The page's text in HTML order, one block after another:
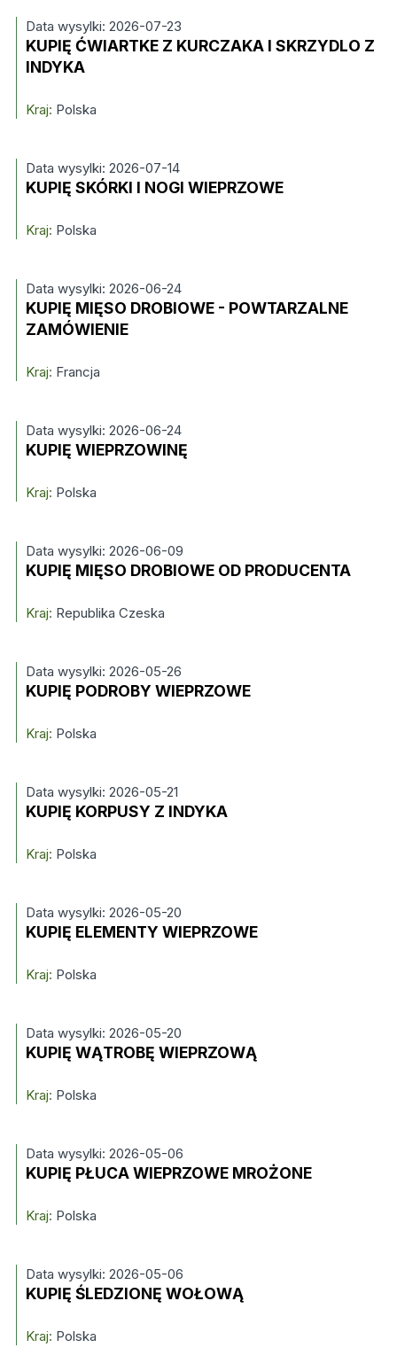
Data wysylki: 2026-07-23
KUPIĘ ĆWIARTKE Z KURCZAKA I SKRZYDLO Z
INDYKA
Kraj: Polska
Data wysylki: 2026-07-14
KUPIĘ SKÓRKI I NOGI WIEPRZOWE
Kraj: Polska
Data wysylki: 2026-06-24
KUPIĘ MIĘSO DROBIOWE - POWTARZALNE
ZAMÓWIENIE
Kraj: Francja
Data wysylki: 2026-06-24
KUPIĘ WIEPRZOWINĘ
Kraj: Polska
Data wysylki: 2026-06-09
KUPIĘ MIĘSO DROBIOWE OD PRODUCENTA
Kraj: Republika Czeska
Data wysylki: 2026-05-26
KUPIĘ PODROBY WIEPRZOWE
Kraj: Polska
Data wysylki: 2026-05-21
KUPIĘ KORPUSY Z INDYKA
Kraj: Polska
Data wysylki: 2026-05-20
KUPIĘ ELEMENTY WIEPRZOWE
Kraj: Polska
Data wysylki: 2026-05-20
KUPIĘ WĄTROBĘ WIEPRZOWĄ
Kraj: Polska
Data wysylki: 2026-05-06
KUPIĘ PŁUCA WIEPRZOWE MROŻONE
Kraj: Polska
Data wysylki: 2026-05-06
KUPIĘ ŚLEDZIONĘ WOŁOWĄ
Kraj: Polska